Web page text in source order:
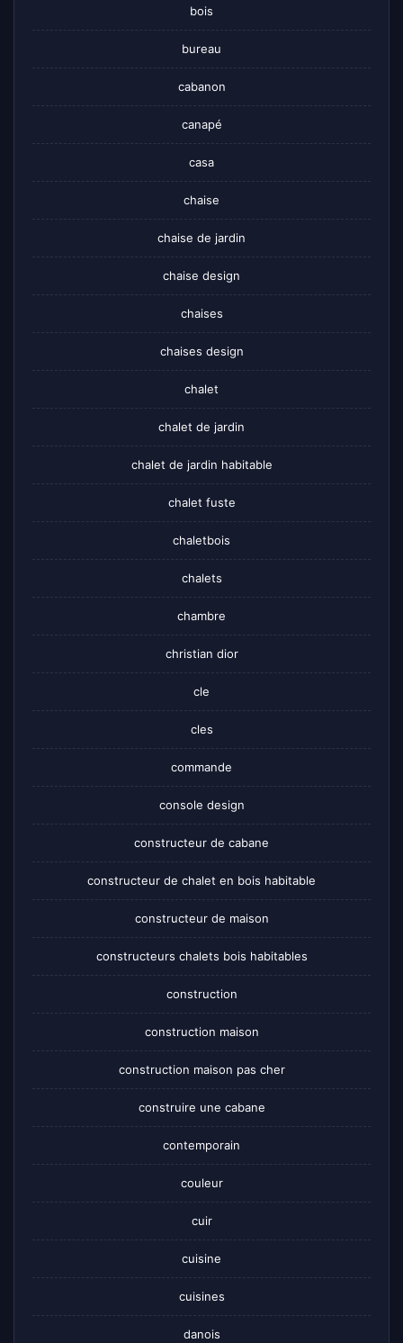
bois
bureau
cabanon
canapé
casa
chaise
chaise de jardin
chaise design
chaises
chaises design
chalet
chalet de jardin
chalet de jardin habitable
chalet fuste
chaletbois
chalets
chambre
christian dior
cle
cles
commande
console design
constructeur de cabane
constructeur de chalet en bois habitable
constructeur de maison
constructeurs chalets bois habitables
construction
construction maison
construction maison pas cher
construire une cabane
contemporain
couleur
cuir
cuisine
cuisines
danois